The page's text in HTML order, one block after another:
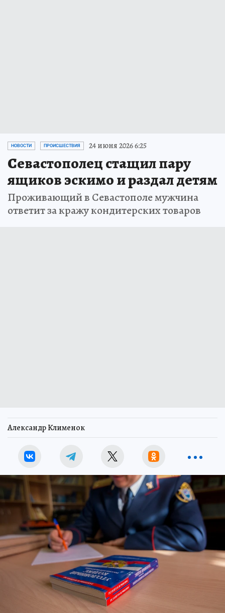
НОВОСТИ ПРОИСШЕСТВИЯ 24 июня 2026 6:25
Севастополец стащил пару
ящиков эскимо и раздал детям
Проживающий в Севастополе мужчина
ответит за кражу кондитерских товаров
Александр Клименок